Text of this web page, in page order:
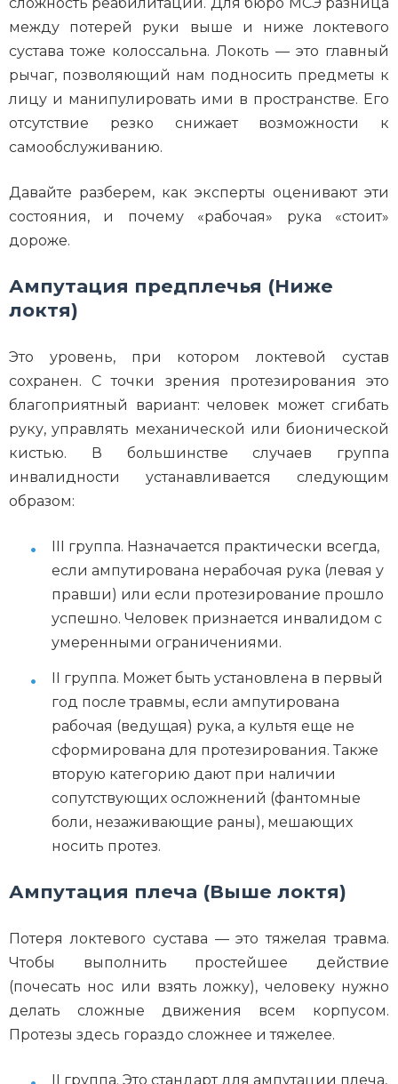
между потерей руки выше и ниже локтевого
сустава тоже колоссальна. Локоть — это главный
рычаг, позволяющий нам подносить предметы к
лицу и манипулировать ими в пространстве. Его
отсутствие резко снижает возможности к
самообслуживанию.
Давайте разберем, как эксперты оценивают эти
состояния, и почему «рабочая» рука «стоит»
дороже.
Ампутация предплечья (Ниже
локтя)
Это уровень, при котором локтевой сустав
сохранен. С точки зрения протезирования это
благоприятный вариант: человек может сгибать
руку, управлять механической или бионической
кистью. В большинстве случаев группа
инвалидности устанавливается следующим
образом:
III группа. Назначается практически всегда,
если ампутирована нерабочая рука (левая у
правши) или если протезирование прошло
успешно. Человек признается инвалидом с
умеренными ограничениями.
II группа. Может быть установлена в первый
год после травмы, если ампутирована
рабочая (ведущая) рука, а культя еще не
сформирована для протезирования. Также
вторую категорию дают при наличии
сопутствующих осложнений (фантомные
боли, незаживающие раны), мешающих
носить протез.
Ампутация плеча (Выше локтя)
Потеря локтевого сустава — это тяжелая травма.
Чтобы выполнить простейшее действие
(почесать нос или взять ложку), человеку нужно
делать сложные движения всем корпусом.
Протезы здесь гораздо сложнее и тяжелее.
II группа. Это стандарт для ампутации плеча,